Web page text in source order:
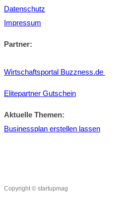
Datenschutz
Impressum
Partner:
Wirtschaftsportal Buzzness.de
Elitepartner Gutschein
Aktuelle Themen:
Businessplan erstellen lassen
Copyright © startupmag